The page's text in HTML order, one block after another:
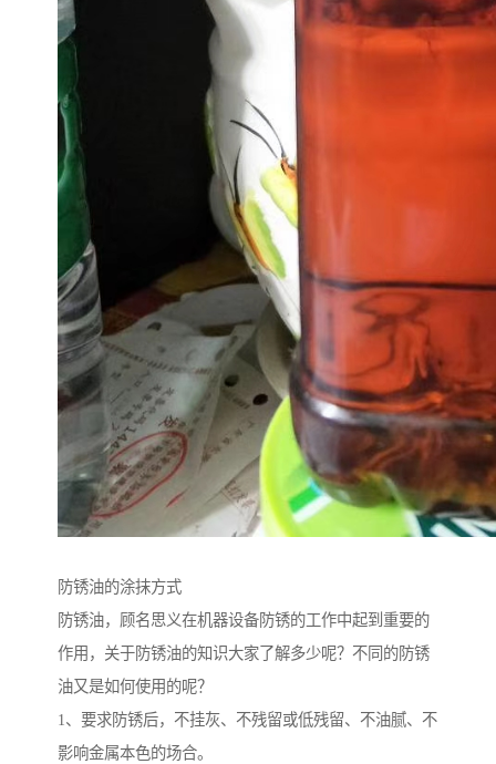
防锈油的涂抹方式
防锈油，顾名思义在机器设备防锈的工作中起到重要的
作用，关于防锈油的知识大家了解多少呢？不同的防锈
油又是如何使用的呢？
1、要求防锈后，不挂灰、不残留或低残留、不油腻、不
影响金属本色的场合。